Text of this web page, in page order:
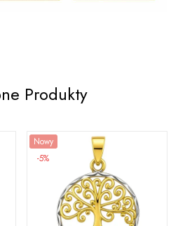
Produkty
Nowy
-5%